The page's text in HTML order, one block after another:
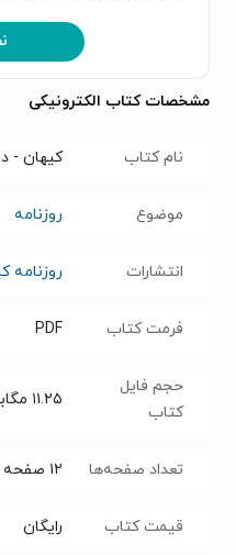
مشخصات کتاب الکترونیکی
نام کتاب کیهان - دوشنبه
موضوع روزنامه
انتشارات روزنامه
فرمت کتاب PDF
حجم فایل
کتاب
۱۱.۲۵
تعداد صفحه‌ها ۱۲ صفحه
قیمت کتاب رایگان